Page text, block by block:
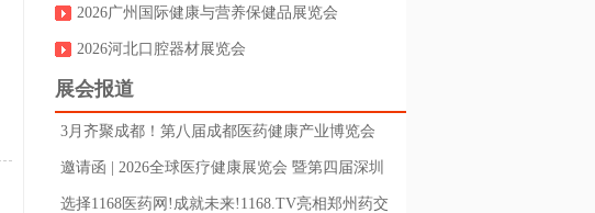
2026广州国际健康与营养保健品展览会
2026河北口腔器材展览会
展会报道
3月齐聚成都！第八届成都医药健康产业博览会
即将启幕，20+会议抢先看！火热报名中……
邀请函 | 2026全球医疗健康展览会 暨第四届深圳
生殖医学健康大会
选择1168医药网!成就未来!1168.TV亮相郑州药交